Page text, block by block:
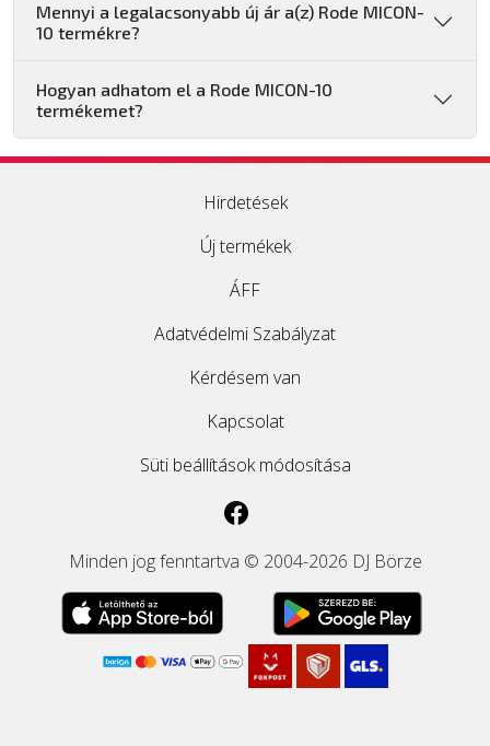
Mennyi a legalacsonyabb új ár a(z) Rode MICON-
10 termékre?
Hogyan adhatom el a Rode MICON-10
termékemet?
Hirdetések
Új termékek
ÁFF
Adatvédelmi Szabályzat
Kérdésem van
Kapcsolat
Süti beállítások módosítása
Minden jog fenntartva © 2004-2026 DJ Börze